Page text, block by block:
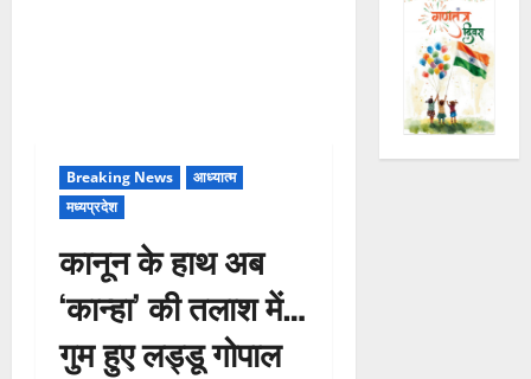
Breaking News
आध्यात्म
मध्यप्रदेश
कानून के हाथ अब
‘कान्हा’ की तलाश में…
गुम हुए लड्डू गोपाल